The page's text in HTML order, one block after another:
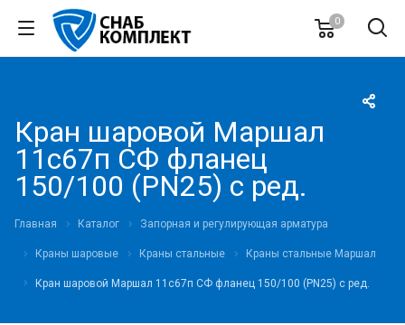
0
Кран шаровой Маршал
11с67п СФ фланец
150/100 (PN25) с ред.
Главная Каталог Запорная и регулирующая арматура
Краны шаровые Краны стальные Краны стальные Маршал
Кран шаровой Маршал 11с67п СФ фланец 150/100 (PN25) с ред.